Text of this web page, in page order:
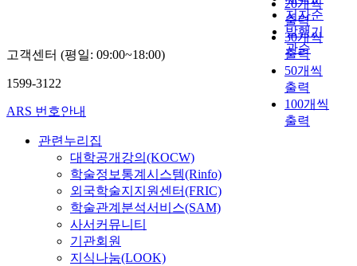
저자순
발행기
관순
20개씩
출력
30개씩
출력
50개씩
출력
100개씩
출력
고객센터 (평일: 09:00~18:00)
1599-3122
ARS 번호안내
관련누리집
대학공개강의(KOCW)
학술정보통계시스템(Rinfo)
외국학술지지원센터(FRIC)
학술관계분석서비스(SAM)
사서커뮤니티
기관회원
지식나눔(LOOK)